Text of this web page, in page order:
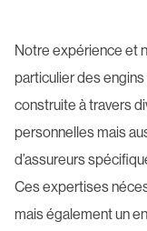
Notre expérience et
particulier des
construite à travers
personnelles mais
d’assureurs
Ces expertises
mais également un